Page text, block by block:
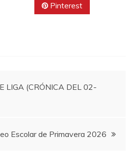
Pinterest
LIGA (CRÓNICA DEL 02-
Escolar de Primavera 2026